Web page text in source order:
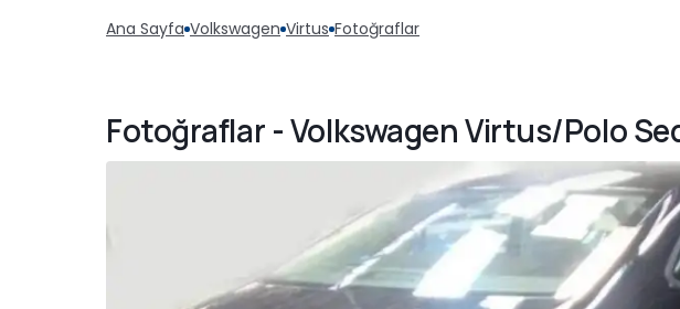
Ana Sayfa Volkswagen Virtus Fotoğraflar
Fotoğraflar - Volkswagen Virtus/Polo